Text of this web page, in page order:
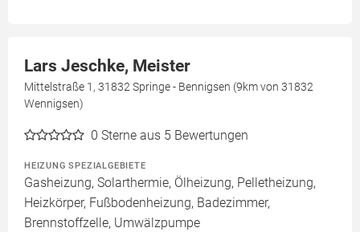
Lars Jeschke, Meister
Mittelstraße 1, 31832 Springe - Bennigsen (9km von 31832
Wennigsen)
0 Sterne aus 5 Bewertungen
HEIZUNG SPEZIALGEBIETE
Gasheizung, Solarthermie, Ölheizung, Pelletheizung,
Heizkörper, Fußbodenheizung, Badezimmer,
Brennstoffzelle, Umwälzpumpe